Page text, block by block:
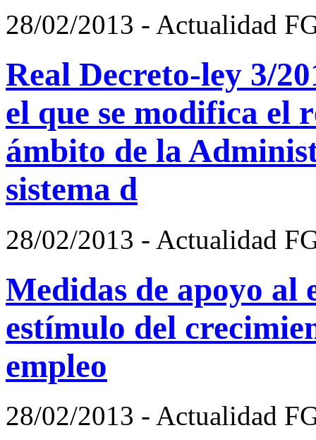
28/02/2013 - Actualidad
Real Decreto-ley 3/
el que se modifica el
ámbito de la
sistema d
28/02/2013 - Actualidad
Medidas de apoyo al
estímulo del
empleo
28/02/2013 - Actualidad